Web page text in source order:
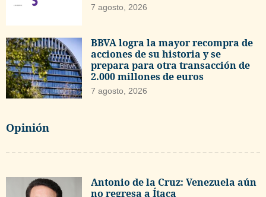
7 agosto, 2026
BBVA logra la mayor recompra de
acciones de su historia y se
prepara para otra transacción de
2.000 millones de euros
7 agosto, 2026
Opinión
Antonio de la Cruz: Venezuela aún
no regresa a Ítaca